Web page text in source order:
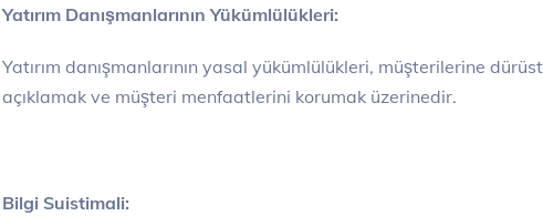
Yatırım Danışmanlarının Yükümlülükleri:
Yatırım danışmanlarının yasal yükümlülükleri, müşterilerine
açıklamak ve müşteri menfaatlerini korumak üzerinedir.
Bilgi Suistimali: